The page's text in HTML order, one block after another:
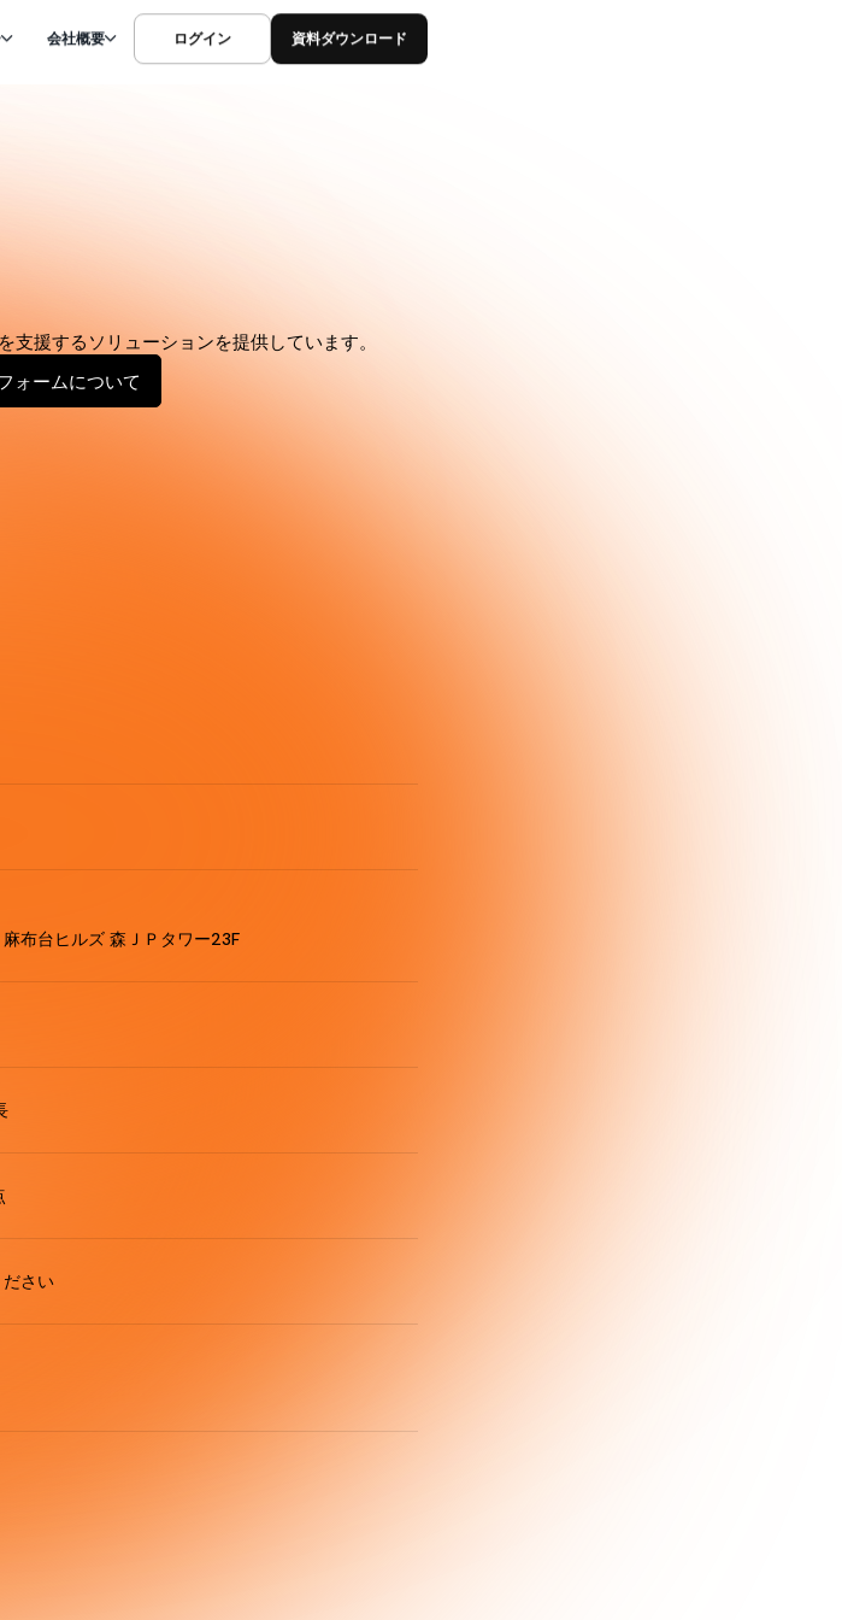
会社概要 ログイン 資料ダウンロード
援するソリューションを提供しています。
ォームについて
ォームについて
布台ヒルズ 森ＪＰタワー23F
さい